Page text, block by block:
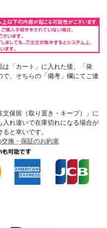
「カート」に入れた後、「発
、そちらの「備考」欄にてご連
保留（取り置き・キープ）」に
れ違いで在庫切れになる場合が
と幸いです。
換・保証のお約束